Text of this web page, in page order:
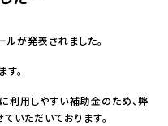
が発表されました。
。
利用しやすい補助金のため、弊
いただいております。